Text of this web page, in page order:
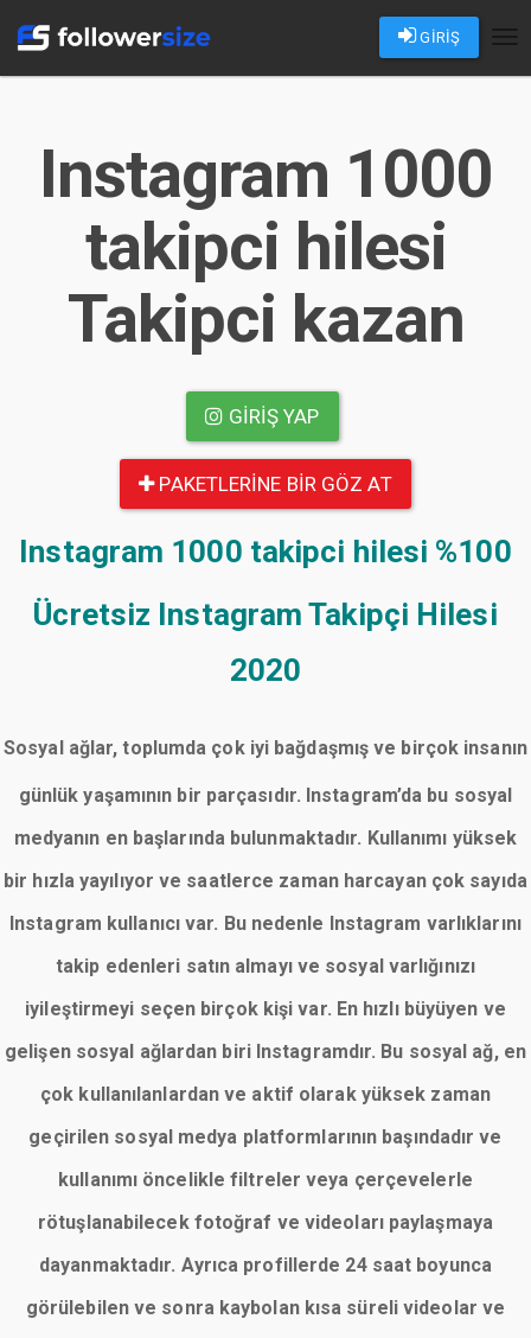
GİRİŞ
Instagram 1000
takipci hilesi
Takipci kazan
GIRIŞ YAP
PAKETLERINE BIR GÖZ AT
Instagram 1000 takipci hilesi %100
Ücretsiz Instagram Takipçi Hilesi
2020
Sosyal ağlar, toplumda çok iyi bağdaşmış ve birçok insanın
günlük yaşamının bir parçasıdır. Instagram’da bu sosyal
medyanın en başlarında bulunmaktadır. Kullanımı yüksek
bir hızla yayılıyor ve saatlerce zaman harcayan çok sayıda
Instagram kullanıcı var. Bu nedenle Instagram varlıklarını
takip edenleri satın almayı ve sosyal varlığınızı
iyileştirmeyi seçen birçok kişi var. En hızlı büyüyen ve
gelişen sosyal ağlardan biri Instagramdır. Bu sosyal ağ, en
çok kullanılanlardan ve aktif olarak yüksek zaman
geçirilen sosyal medya platformlarının başındadır ve
kullanımı öncelikle filtreler veya çerçevelerle
rötuşlanabilecek fotoğraf ve videoları paylaşmaya
dayanmaktadır. Ayrıca profillerde 24 saat boyunca
görülebilen ve sonra kaybolan kısa süreli videolar ve